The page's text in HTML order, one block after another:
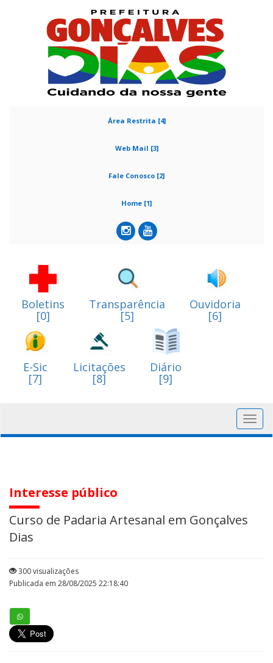
Área Restrita [4]
Web Mail [3]
Fale Conosco [2]
Home [1]
Boletins
[0]
Transparência
[5]
Ouvidoria
[6]
E-Sic
[7]
Licitações
[8]
Diário
[9]
Interesse público
Curso de Padaria Artesanal em Gonçalves
Dias
300 visualizações
Publicada em 28/08/2025 22:18:40